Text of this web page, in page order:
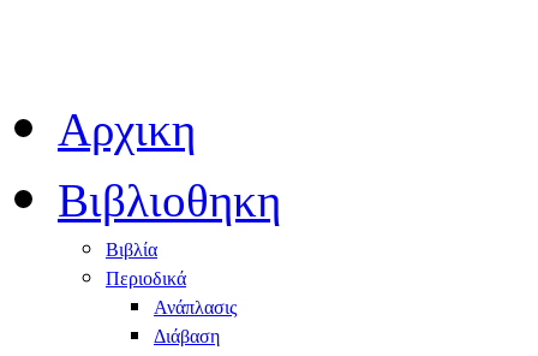
Αρχικη
Βιβλιοθηκη
Βιβλία
Περιοδικά
Ανάπλασις
Διάβαση